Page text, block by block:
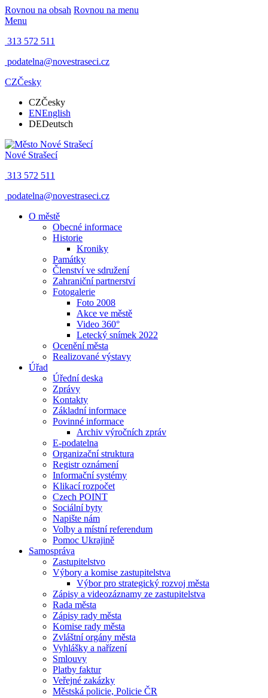
Rovnou na obsah Rovnou na menu
Menu
313 572 511
podatelna@novestraseci.cz
CZČesky
CZČesky
ENEnglish
DEDeutsch
Nové Strašecí
313 572 511
podatelna@novestraseci.cz
O městě
Obecné informace
Historie
Kroniky
Památky
Členství ve sdružení
Zahraniční partnerství
Fotogalerie
Foto 2008
Akce ve městě
Video 360°
Letecký snímek 2022
Ocenění města
Realizované výstavy
Úřad
Úřední deska
Zprávy
Kontakty
Základní informace
Povinné informace
Archiv výročních zpráv
E-podatelna
Organizační struktura
Registr oznámení
Informační systémy
Klikací rozpočet
Czech POINT
Sociální byty
Napište nám
Volby a místní referendum
Pomoc Ukrajině
Samospráva
Zastupitelstvo
Výbory a komise zastupitelstva
Výbor pro strategický rozvoj města
Zápisy a videozáznamy ze zastupitelstva
Rada města
Zápisy rady města
Komise rady města
Zvláštní orgány města
Vyhlášky a nařízení
Smlouvy
Platby faktur
Veřejné zakázky
Městská policie, Policie ČR